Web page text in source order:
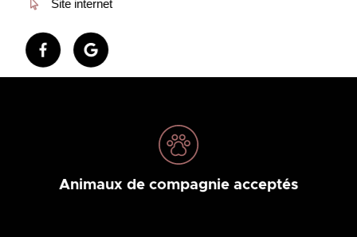
Site internet
Animaux de compagnie acceptés